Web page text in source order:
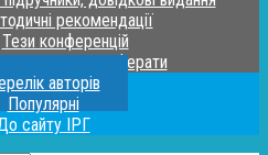
рекомендації
Тези конференцій
та автореферати
авторів
Популярні
сайту ІРГ